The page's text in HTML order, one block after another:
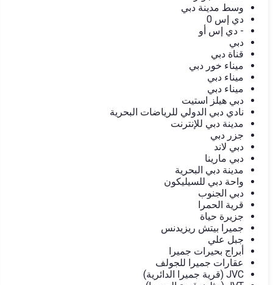
وسط مدينة دبي
دي إس 0
- دي إس أو
دبي
قناة دبي
ميناء خور دبي
ميناء دبي
ميناء دبي
دبي هيلز استيت
نادي دبي الدولي للرياضات البحرية
مدينة دبي للإنترنت
جزر دبي
دبي لاند
دبي مارينا
مدينة دبي البحرية
واحة دبي للسيليكون
دبي الجنوب
قرية الحمرا
جزيرة حياة
جميرا بيتش ريزيدنس
جبل علي
أبراج بحيرات جميرا
عقارات جميرا للجولف
JVC (قرية جميرا الدائرية)